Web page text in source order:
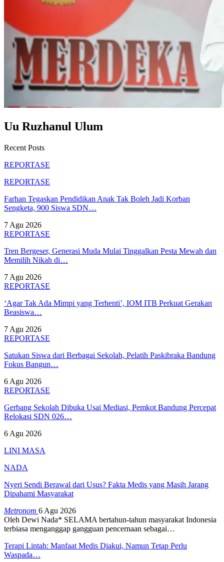
Uu Ruzhanul Ulum
Recent Posts
REPORTASE
REPORTASE
Farhan Tegaskan Pendidikan Anak Tak Boleh Jadi Korban
Sengketa, 900 Siswa SDN…
7 Agu 2026
REPORTASE
Tren Bergeser, Generasi Muda Mulai Tinggalkan Pesta Mewah dan
Memilih Nikah di…
7 Agu 2026
REPORTASE
‘Agar Tak Ada Mimpi yang Terhenti’, IOM ITB Perkuat Gerakan
Beasiswa…
7 Agu 2026
REPORTASE
Satukan Siswa dari Berbagai Sekolah, Pelatih Paskibraka Bandung
Fokus Bangun…
6 Agu 2026
REPORTASE
Gerbang Sekolah Dibuka Usai Mediasi, Pemkot Bandung Percepat
Relokasi SDN 026…
6 Agu 2026
LINI MASA
NADA
Nyeri Sendi Berawal dari Usus? Fakta Medis yang Masih Jarang
Dipahami Masyarakat
Metronom 6 Agu 2026
Oleh Dewi Nada* SELAMA bertahun-tahun masyarakat Indonesia
terbiasa menganggap gangguan pencernaan sebagai…
Terapi Lintah: Manfaat Medis Diakui, Namun Tetap Perlu
Waspada…